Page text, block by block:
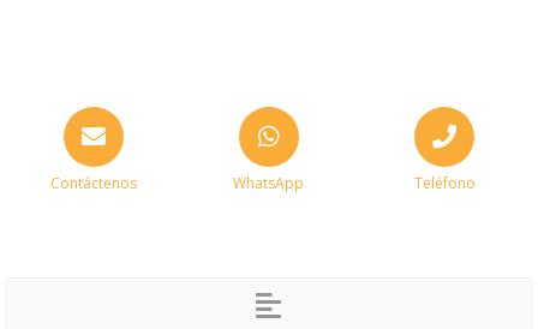
Contáctenos WhatsApp Teléfono